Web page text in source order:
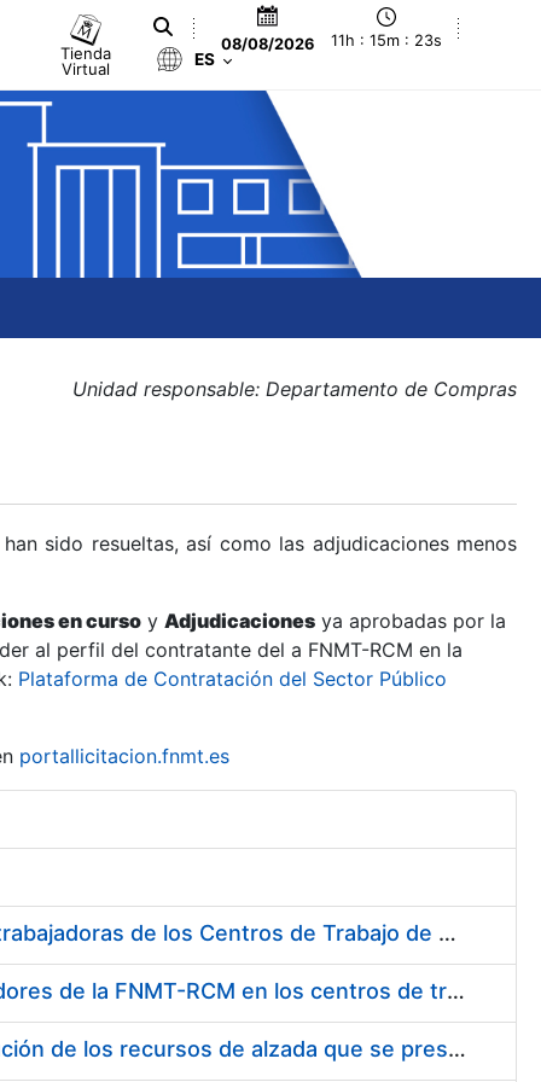
Tienda
Virtual
08/08/2026 11h : 15m : 23s
ES
Unidad responsable: Departamento de Compras
sido resueltas, así como las adjudicaciones menos
en curso y Adjudicaciones ya aprobadas por la
al perfil del contratante del a FNMT-RCM en la
Plataforma de Contratación del Sector Público
portallicitacion.fnmt.es
Suministro de Protectores Auditivos a medida para las personas trabajadoras de los Centros de Trabajo de Madrid y Burgos
Suministro de gafas graduadas antiproyecciones para los trabajadores de la FNMT-RCM en los centros de trabajo de Madrid y Burgos
Servicios de una empresa externa para el asesoramiento y resolución de los recursos de alzada que se presentan relacionados con procesos de selección para la FNMT-RCM